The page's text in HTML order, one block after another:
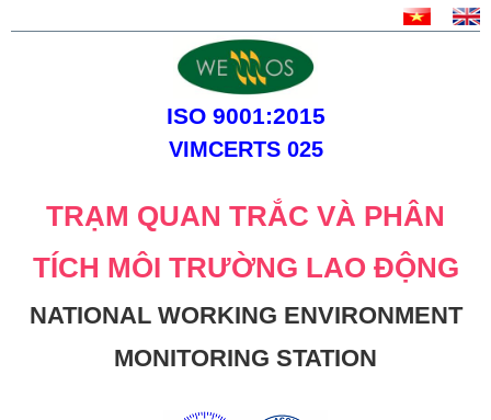
ISO 9001:2015
VIMCERTS 025
TRẠM QUAN TRẮC VÀ PHÂN
TÍCH MÔI TRƯỜNG LAO ĐỘNG
NATIONAL WORKING ENVIRONMENT
MONITORING STATION